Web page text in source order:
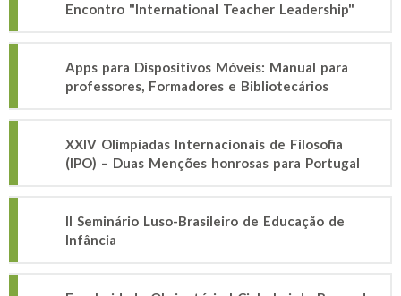
Encontro "International Teacher Leadership"
Apps para Dispositivos Móveis: Manual para
professores, Formadores e Bibliotecários
XXIV Olimpíadas Internacionais de Filosofia
(IPO) – Duas Menções honrosas para Portugal
II Seminário Luso-Brasileiro de Educação de
Infância